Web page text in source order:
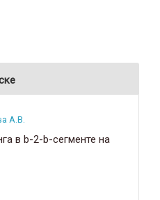
А.В.
в b-2-b-сегменте на